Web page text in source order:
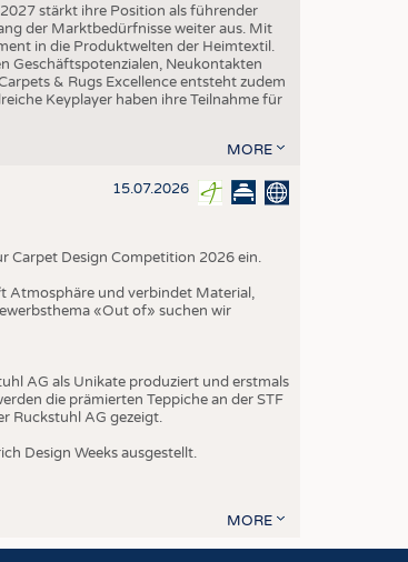
stärkt ihre Position als führender
der Marktbedürfnisse weiter aus. Mit
in die Produktwelten der Heimtextil.
Geschäftspotenzialen, Neukontakten
& Rugs Excellence entsteht zudem
Keyplayer haben ihre Teilnahme für
MORE
15.07.2026
Carpet Design Competition 2026 ein.
Atmosphäre und verbindet Material,
«Out of» suchen wir
AG als Unikate produziert und erstmals
die prämierten Teppiche an der STF
Ruckstuhl AG gezeigt.
Design Weeks ausgestellt.
MORE